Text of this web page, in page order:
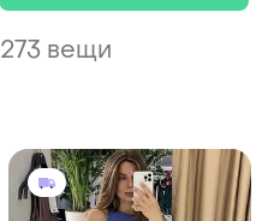
273 вещи